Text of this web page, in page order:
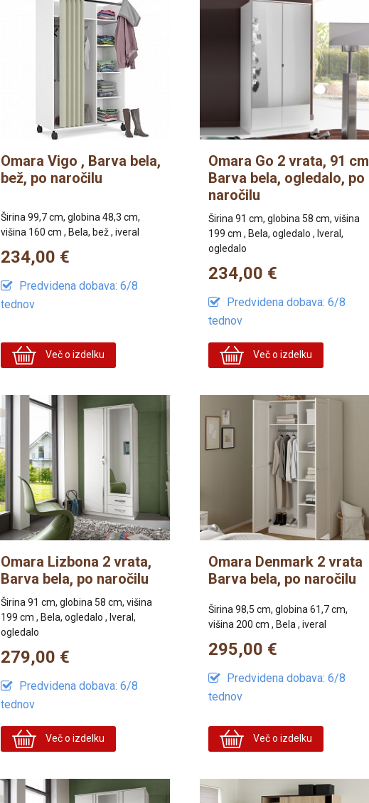
Omara Vigo , Barva bela,
bež, po naročilu
Širina 99,7 cm, globina 48,3 cm,
višina 160 cm , Bela, bež , iveral
234,00 €
Predvidena dobava: 6/8
tednov
Več o izdelku
Omara Go 2 vrata, 91 cm
Barva bela, ogledalo, po
naročilu
Širina 91 cm, globina 58 cm, višina
199 cm , Bela, ogledalo , Iveral,
ogledalo
234,00 €
Predvidena dobava: 6/8
tednov
Več o izdelku
Omara Lizbona 2 vrata,
Barva bela, po naročilu
Širina 91 cm, globina 58 cm, višina
199 cm , Bela, ogledalo , Iveral,
ogledalo
279,00 €
Predvidena dobava: 6/8
tednov
Več o izdelku
Omara Denmark 2 vrata
Barva bela, po naročilu
Širina 98,5 cm, globina 61,7 cm,
višina 200 cm , Bela , iveral
295,00 €
Predvidena dobava: 6/8
tednov
Več o izdelku